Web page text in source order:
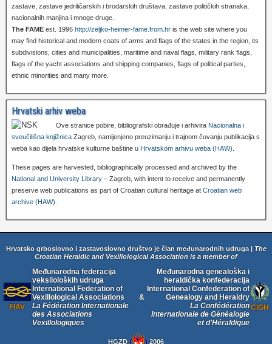
zastave, zastave jedriličarskih i brodarskih društava, zastave političkih stranaka,
nacionalnih manjina i mnoge druge.
The FAME est. 1996 http://zeljko-heimer-fame.from.hr is the web site where you
may find historical and modern coats of arms and flags of the states in the region, its
subdivisions, cities and municipalities, maritime and naval flags, military rank flags,
flags of the yacht associations and shipping companies, flags of political parties,
ethnic minorities and many more.
Hrvatski arhiv weba
Ove stranice pobire, bibliografski obrađuje i arhivira Nacionalna i
sveučilišna knjižnica Zagreb, namijenjeno preuzimanju i trajnom čuvanju publikacija s
weba kao dijela hrvatske kulturne baštine u Hrvatskom arhivu weba (HAW).
These pages are harvested, bibliographically processed and archived by the
National and University Library – Zagreb, with intent to receive and permanently
preserve web publications as part of Croatian cultural heritage at Croatian web
archive (HAW).
Hrvatsko grboslovno i zastavoslovno društvo je član međunarodnih udruga |
The
Croatian Heraldic and Vexillological Association is a member of
FIAV
Međunarodna federacija
veksiloloških udruga
International Federation of
Vexillological Associations
La Fédération Internationale
des Associations
Vexillologiques
&
Međunarodna genealoška i
heraldička konfederacija
International Confederation of
Genealogy and Heraldry
La Confédération
Internationale de Généalogie
et d'Héraldique
CIGH
HGZD 2006